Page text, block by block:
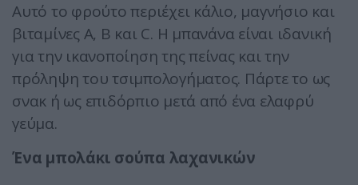
Αυτό το φρούτο περιέχει κάλιο, μαγνήσιο και
βιταμίνες Α, Β και C. Η μπανάνα είναι ιδανική
για την ικανοποίηση της πείνας και την
πρόληψη του τσιμπολογήματος. Πάρτε το ως
σνακ ή ως επιδόρπιο μετά από ένα ελαφρύ
γεύμα.
Ένα μπολάκι σούπα λαχανικών